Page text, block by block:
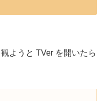
ようと TVer を開いたら